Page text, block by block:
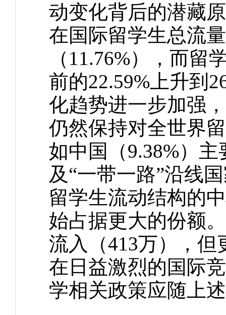
动变化背后的潜藏
在国际留学生总流
（11.76%），而
前的22.59%上升到
化趋势进一步加强
仍然保持对全世界
如中国（9.38%）
及“一带一路”沿线
留学生流动结构的
始占据更大的份额
流入（413万），
在日益激烈的国际
学相关政策应随上